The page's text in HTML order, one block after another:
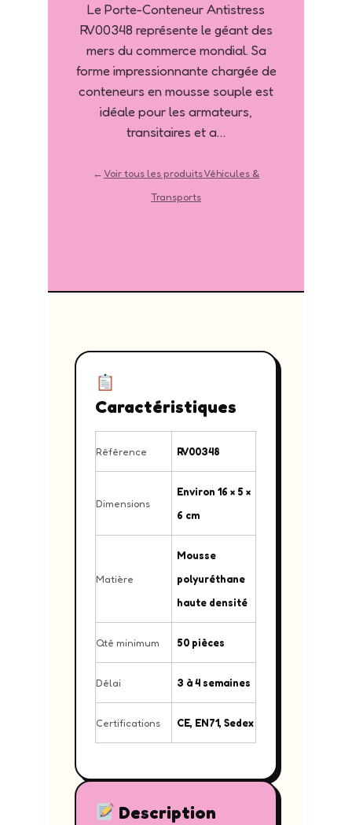
Le Porte-Conteneur Antistress
RV00348 représente le géant des
mers du commerce mondial. Sa
forme impressionnante chargée de
conteneurs en mousse souple est
idéale pour les armateurs,
transitaires et a…
← Voir tous les produits Véhicules &
Transports
Caractéristiques
Référence RV00348
Dimensions
Environ 16 × 5 ×
6 cm
Matière
Mousse
polyuréthane
haute densité
Qté minimum 50 pièces
Délai 3 à 4 semaines
Certifications CE, EN71, Sedex
Description